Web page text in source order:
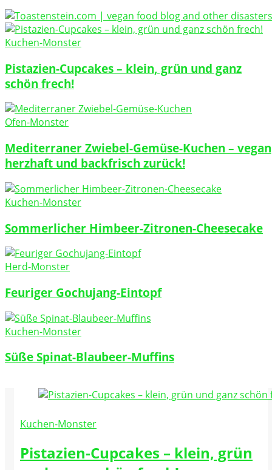
Toastenstein.com
vegan food blog
Kuchen-Monster
Pistazien-Cupcakes – klein, grün und ganz
schön frech!
Ofen-Monster
Mediterraner Zwiebel-Gemüse-Kuchen –
herzhaft und backfrisch zurück!
Kuchen-Monster
Sommerlicher Himbeer-Zitronen-Cheesecake
Herd-Monster
Feuriger Gochujang-Eintopf
Kuchen-Monster
Süße Spinat-Blaubeer-Muffins
Kuchen-Monster
Pistazien-Cupcakes – klein, grün